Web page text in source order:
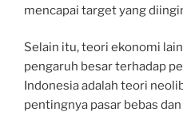
mencapai target yang
Selain itu, teori ekonomi
pengaruh besar terhadap
Indonesia adalah teori
pentingnya pasar bebas